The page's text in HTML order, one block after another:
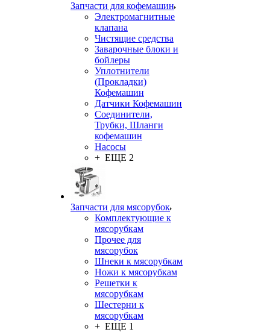
Запчасти для кофемашин
Электромагнитные
клапана
Чистящие средства
Заварочные блоки и
бойлеры
Уплотнители
(Прокладки)
Кофемашин
Датчики Кофемашин
Соединители,
Трубки, Шланги
кофемашин
Насосы
+ ЕЩЕ 2
Запчасти для мясорубок
Комплектующие к
мясорубкам
Прочее для
мясорубок
Шнеки к мясорубкам
Ножи к мясорубкам
Решетки к
мясорубкам
Шестерни к
мясорубкам
+ ЕЩЕ 1